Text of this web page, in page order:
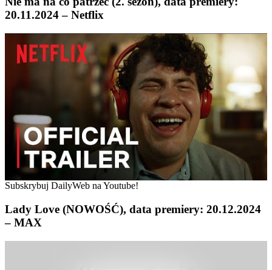
20.11.2024 – Netflix
Subskrybuj DailyWeb na Youtube!
Lady Love (NOWOŚĆ), data premiery: 20.12.2024
– MAX